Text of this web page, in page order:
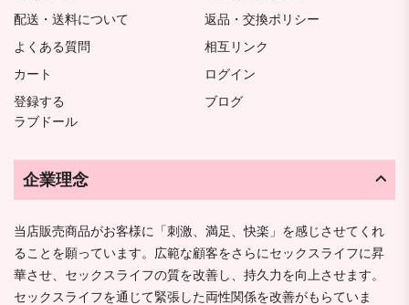
配送・送料について
返品・交換ポリシー
よくある質問
相互リンク
カート
ログイン
登録する
ブログ
ラブドール
企業理念
当店販売商品がお客様に「刺激、満足、快楽」を感じさせてくれ
ることを願っています。広範な顧客をさらにセックスライフに昇
華させ、セックスライフの質を改善し、持久力を向上させます。
セックスライフを通じて緊張した両性関係を改善がもらていま